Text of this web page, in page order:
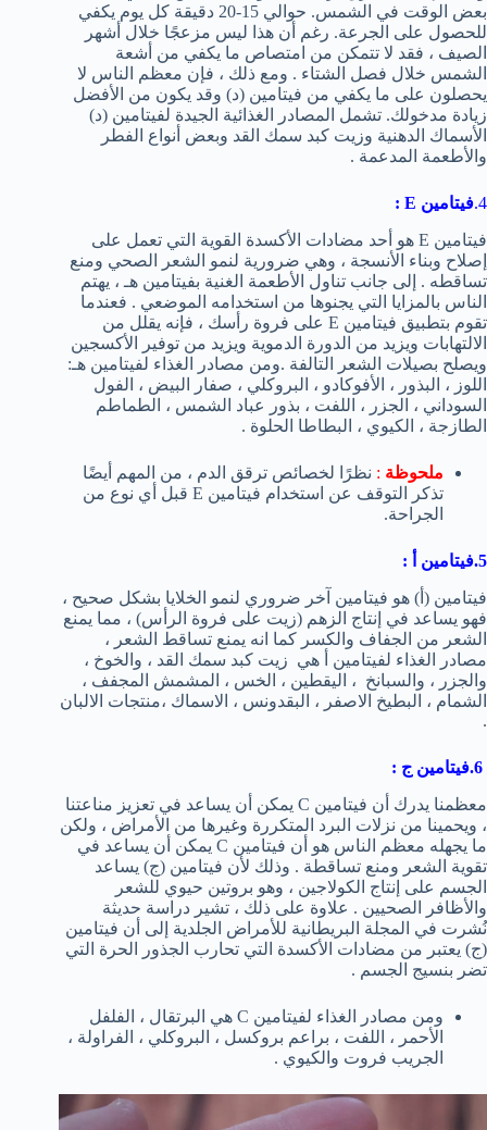
بعض الوقت في الشمس. حوالي 15-20 دقيقة كل يوم يكفي
للحصول على الجرعة. رغم أن هذا ليس مزعجًا خلال أشهر
الصيف ، فقد لا تتمكن من امتصاص ما يكفي من أشعة
الشمس خلال فصل الشتاء . ومع ذلك ، فإن معظم الناس لا
يحصلون على ما يكفي من فيتامين (د) وقد يكون من الأفضل
زيادة مدخولك. تشمل المصادر الغذائية الجيدة لفيتامين (د)
الأسماك الدهنية وزيت كبد سمك القد وبعض أنواع الفطر
والأطعمة المدعمة .
4. فيتامين E :
فيتامين E هو أحد مضادات الأكسدة القوية التي تعمل على
إصلاح وبناء الأنسجة ، وهي ضرورية لنمو الشعر الصحي ومنع
تساقطه . إلى جانب تناول الأطعمة الغنية بفيتامين هـ ، يهتم
الناس بالمزايا التي يجنوها من استخدامه الموضعي . فعندما
تقوم بتطبيق فيتامين E على فروة رأسك ، فإنه يقلل من
الالتهابات ويزيد من الدورة الدموية ويزيد من توفير الأكسجين
ويصلح بصيلات الشعر التالفة .ومن مصادر الغذاء لفيتامين هـ:
اللوز ، البذور ، الأفوكادو ، البروكلي ، صفار البيض ، الفول
السوداني ، الجزر ، اللفت ، بذور عباد الشمس ، الطماطم
الطازجة ، الكيوي ، البطاطا الحلوة .
ملحوظة : نظرًا لخصائص ترقق الدم ، من المهم أيضًا
تذكر التوقف عن استخدام فيتامين E قبل أي نوع من
الجراحة.
5. فيتامين أ :
فيتامين (أ) هو فيتامين آخر ضروري لنمو الخلايا بشكل صحيح ،
فهو يساعد في إنتاج الزهم (زيت على فروة الرأس) ، مما يمنع
الشعر من الجفاف والكسر كما انه يمنع تساقط الشعر ،
مصادر الغذاء لفيتامين أ هي زيت كبد سمك القد ، والخوخ ،
والجزر ، والسبانخ ، اليقطين ، الخس ، المشمش المجفف ،
الشمام ، البطيخ الاصفر ، البقدونس ، الاسماك ،منتجات الالبان
.
6. فيتامين ج :
معظمنا يدرك أن فيتامين C يمكن أن يساعد في تعزيز مناعتنا
، ويحمينا من نزلات البرد المتكررة وغيرها من الأمراض ، ولكن
ما يجهله معظم الناس هو أن فيتامين C يمكن أن يساعد في
تقوية الشعر ومنع تساقطة . وذلك لأن فيتامين (ج) يساعد
الجسم على إنتاج الكولاجين ، وهو بروتين حيوي للشعر
والأظافر الصحيين . علاوة على ذلك ، تشير دراسة حديثة
نُشرت في المجلة البريطانية للأمراض الجلدية إلى أن فيتامين
(ج) يعتبر من مضادات الأكسدة التي تحارب الجذور الحرة التي
تضر بنسيج الجسم .
ومن مصادر الغذاء لفيتامين C هي البرتقال ، الفلفل
الأحمر ، اللفت ، براعم بروكسل ، البروكلي ، الفراولة ،
الجريب فروت والكيوي .